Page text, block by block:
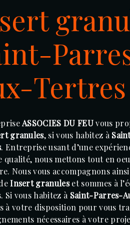
Tertres
ASSOCIES DU FEUvous
granules, si vous habitez à
. Entreprise usant d’une
qualité, nous mettons tout en
Nous vous accompagnons
Insert granuleset sommes à
Si vous habitez à Saint-Parres-
à votre disposition pour vous
nécessaires à votre